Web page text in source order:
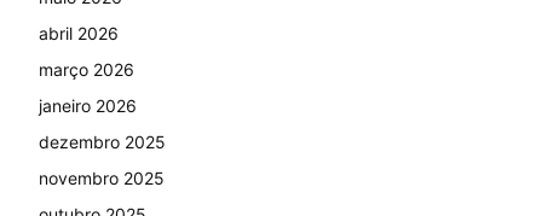
abril 2026
março 2026
janeiro 2026
dezembro 2025
novembro 2025